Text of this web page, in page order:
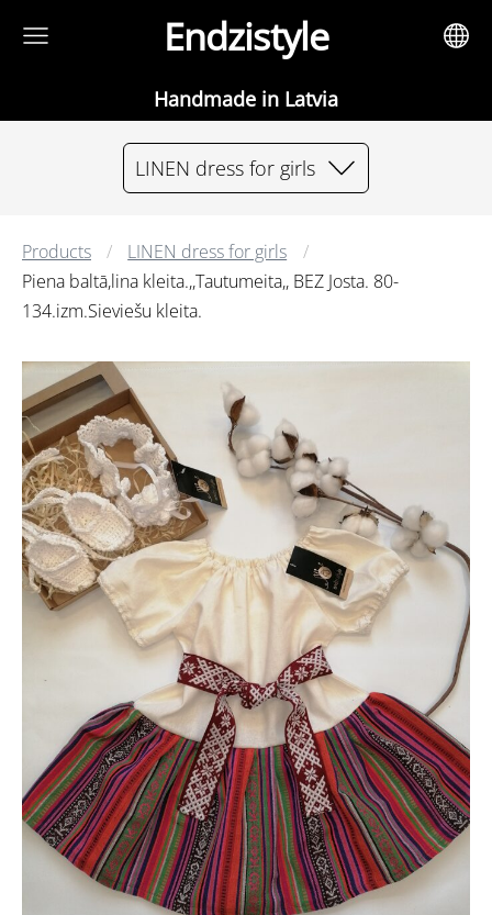
Endzistyle
Handmade in Latvia
LINEN dress for girls
Products
LINEN dress for girls
Piena baltā,lina kleita.,,Tautumeita,, BEZ Josta. 80-
134.izm.Sieviešu kleita.